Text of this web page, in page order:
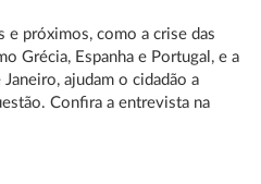
e próximos, como a crise das
Grécia, Espanha e Portugal, e a
ajudam o cidadão a
Confira a entrevista na